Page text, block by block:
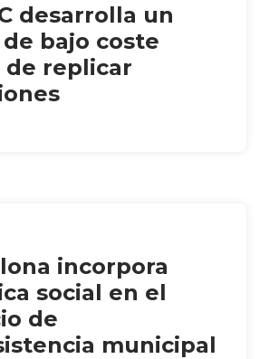
desarrolla un
bajo coste
de replicar
incorpora
social en el
de
municipal